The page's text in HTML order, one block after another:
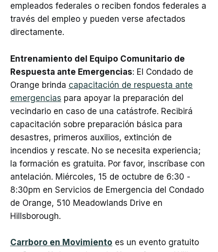
empleados federales o reciben fondos federales a
través del empleo y pueden verse afectados
directamente.
Entrenamiento del Equipo Comunitario de
Respuesta ante Emergencias: El Condado de
Orange brinda capacitación de respuesta ante
emergencias para apoyar la preparación del
vecindario en caso de una catástrofe. Recibirá
capacitación sobre preparación básica para
desastres, primeros auxilios, extinción de
incendios y rescate. No se necesita experiencia;
la formación es gratuita. Por favor, inscríbase con
antelación. Miércoles, 15 de octubre de 6:30 -
8:30pm en Servicios de Emergencia del Condado
de Orange, 510 Meadowlands Drive en
Hillsborough.
Carrboro en Movimiento es un evento gratuito